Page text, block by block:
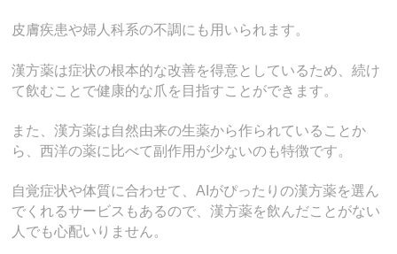
皮膚疾患や婦人科系の不調にも用いられます。
漢方薬は症状の根本的な改善を得意としているため、続け
て飲むことで健康的な爪を目指すことができます。
また、漢方薬は自然由来の生薬から作られていることか
ら、西洋の薬に比べて副作用が少ないのも特徴です。
自覚症状や体質に合わせて、AIがぴったりの漢方薬を選ん
でくれるサービスもあるので、漢方薬を飲んだことがない
人でも心配いりません。